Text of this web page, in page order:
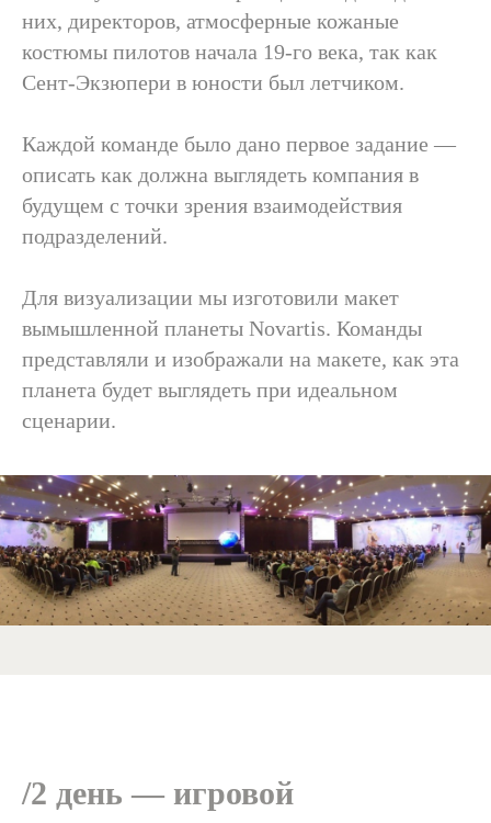
них, директоров, атмосферные кожаные
костюмы пилотов начала 19-го века, так как
Сент-Экзюпери в юности был летчиком.
Каждой команде было дано первое задание —
описать как должна выглядеть компания в
будущем с точки зрения взаимодействия
подразделений.
Для визуализации мы изготовили макет
вымышленной планеты Novartis. Команды
представляли и изображали на макете, как эта
планета будет выглядеть при идеальном
сценарии.
/2 день — игровой